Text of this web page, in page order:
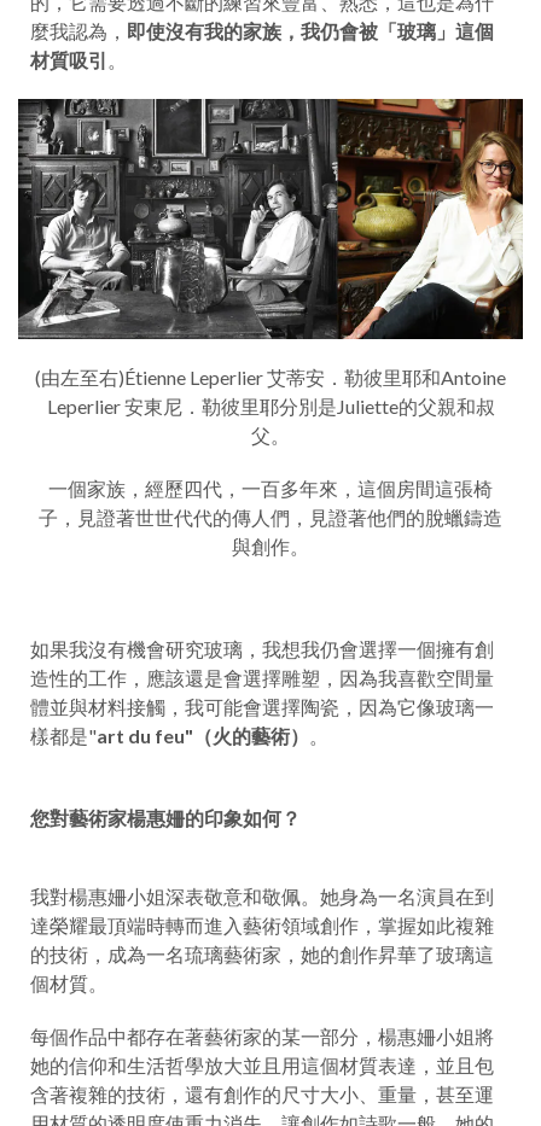
麼我認為， 即使沒有我的家族，我仍會被「玻璃」這個
材質吸引 。
(由左至右)Étienne Leperlier 艾蒂安．勒彼里耶和Antoine
Leperlier 安東尼．勒彼里耶分別是Juliette的父親和叔
父。
一個家族，經歷四代，一百多年來，這個房間這張椅
子，見證著世世代代的傳人們，見證著他們的脫蠟鑄造
與創作。
如果我沒有機會研究玻璃，我想我仍會選擇一個擁有創
造性的工作，應該還是會選擇雕塑，因為我喜歡空間量
體並與材料接觸，我可能會選擇陶瓷，因為它像玻璃一
樣都是"art du feu"（火的藝術） 。
您對藝術家楊惠姍的印象如何？
我對楊惠姍小姐深表敬意和敬佩。她身為一名演員在到
達榮耀最頂端時轉而進入藝術領域創作，掌握如此複雜
的技術，成為一名琉璃藝術家，她的創作昇華了玻璃這
個材質。
每個作品中都存在著藝術家的某一部分，楊惠姍小姐將
她的信仰和生活哲學放大並且用這個材質表達，並且包
含著複雜的技術，還有創作的尺寸大小、重量，甚至運